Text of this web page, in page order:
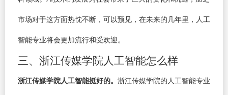
市场对于这方面热忱不断，可以预见，在未来的几年里，人工
智能专业将会更加流行和受欢迎。
三、浙江传媒学院人工智能怎么样
浙江传媒学院人工智能挺好的。 浙江传媒学院的人工智能专业